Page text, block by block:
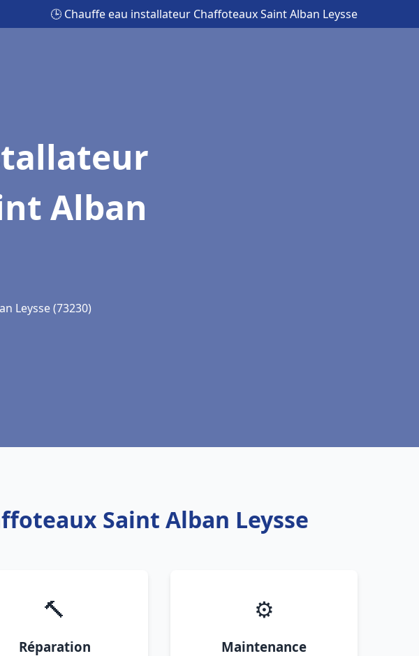
🕒 Chauffe eau installateur Chaffoteaux Saint Alban Leysse
Alban
Leysse (73230)
Saint Alban Leysse
🔨
Réparation
⚙️
Maintenance